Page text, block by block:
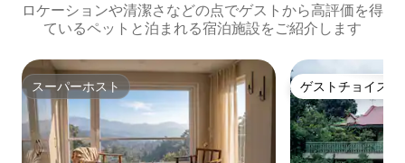
ロケーションや清潔さなどの点でゲストから高評価を得
ているペットと泊まれる宿泊施設をご紹介します
スーパーホスト
スーパーホスト ゲストチョイス
ゲストチョイス